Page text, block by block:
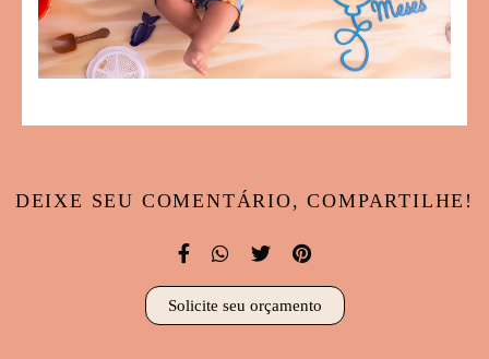
DEIXE SEU COMENTÁRIO, COMPARTILHE!
Solicite seu orçamento